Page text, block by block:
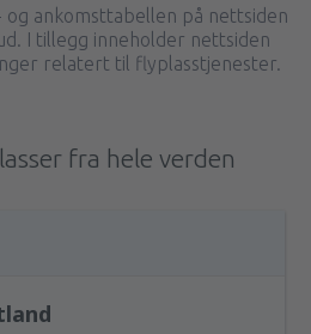
ankomsttabellen på nettsiden
I tillegg inneholder nettsiden
relatert til flyplasstjenester.
fra hele verden